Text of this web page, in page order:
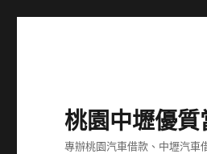
桃園中壢優質
專辦桃園汽車借款、中壢汽車